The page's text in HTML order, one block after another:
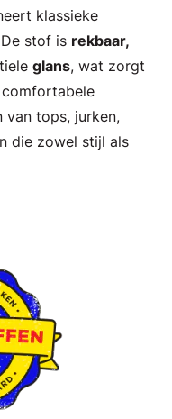
klassieke
stof is rekbaar,
glans, wat zorgt
van tops, jurken,
die zowel stijl als